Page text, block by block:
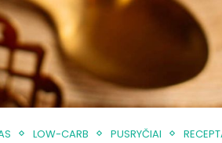
LOW-CARB PUSRYČIAI